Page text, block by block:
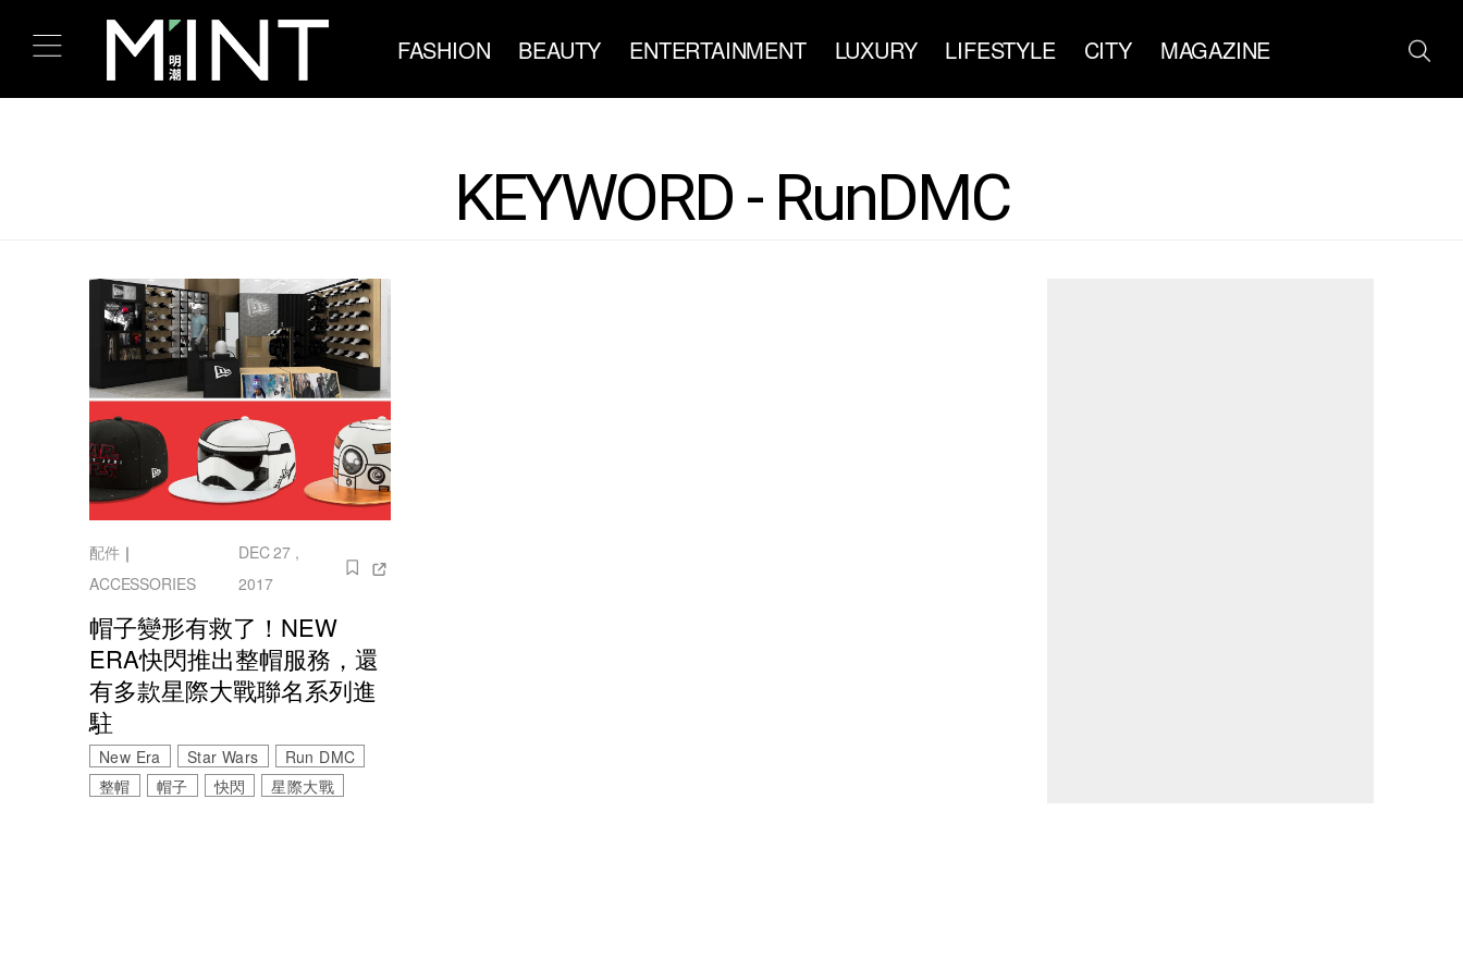
FASHION BEAUTY ENTERTAINMENT LUXURY LIFESTYLE CITY MAGAZINE
KEYWORD - RunDMC
配件｜
ACCESSORIES
DEC 27 ,
2017
帽子變形有救了！NEW
ERA快閃推出整帽服務，還
有多款星際大戰聯名系列進
駐
New Era Star Wars
Run DMC
整帽
帽子 快閃 星際大戰